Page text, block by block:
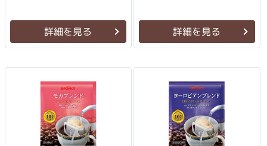
詳細を見る 詳細を見る